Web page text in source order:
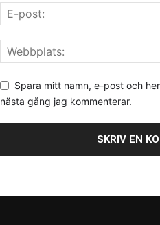
Spara mitt namn, e-post och
nästa gång jag kommenterar.